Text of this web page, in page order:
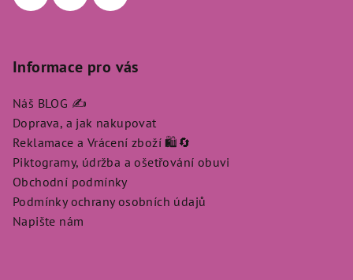
Informace pro vás
Náš BLOG ✍️
Doprava, a jak nakupovat
Reklamace a Vrácení zboží 🛍️🔄
Piktogramy, údržba a ošetřování obuvi
Obchodní podmínky
Podmínky ochrany osobních údajů
Napište nám